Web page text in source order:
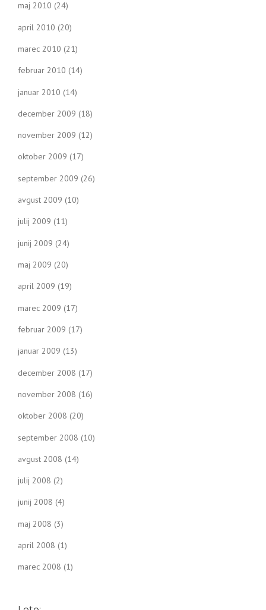
maj 2010 (24)
april 2010 (20)
marec 2010 (21)
februar 2010 (14)
januar 2010 (14)
december 2009 (18)
november 2009 (12)
oktober 2009 (17)
september 2009 (26)
avgust 2009 (10)
julij 2009 (11)
junij 2009 (24)
maj 2009 (20)
april 2009 (19)
marec 2009 (17)
februar 2009 (17)
januar 2009 (13)
december 2008 (17)
november 2008 (16)
oktober 2008 (20)
september 2008 (10)
avgust 2008 (14)
julij 2008 (2)
junij 2008 (4)
maj 2008 (3)
april 2008 (1)
marec 2008 (1)